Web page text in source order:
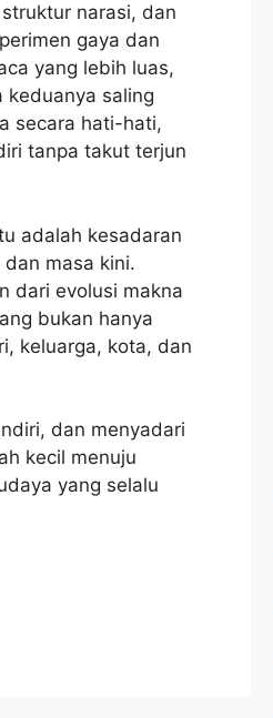
narasi, dan
gaya dan
yang lebih luas,
keduanya saling
secara hati-hati,
tanpa takut terjun
adalah kesadaran
masa kini.
dari evolusi makna
bukan hanya
keluarga, kota, dan
dan menyadari
kecil menuju
yang selalu